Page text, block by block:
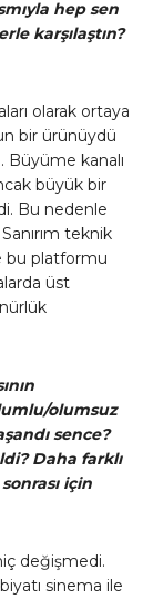
hep sen
karşılaştın?
olarak ortaya
bir ürünüydü
kanalı
büyük bir
Bu nedenle
teknik
bu platformu
üst
olumsuz
sence?
Daha farklı
için
değişmedi.
sinema ile